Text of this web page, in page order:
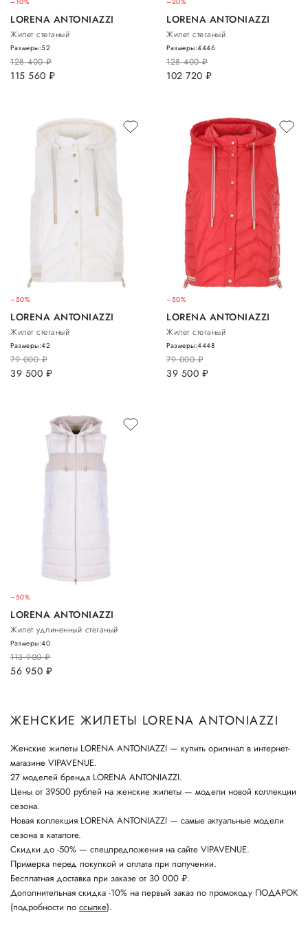
LORENA ANTONIAZZI
Жилет стеганый
128 400руб.
115 560 руб.
Размеры:52
LORENA ANTONIAZZI
Жилет стеганый
128 400руб.
102 720 руб.
Размеры:4446
–50%
LORENA ANTONIAZZI
Жилет стеганый
79 000руб.
39 500 руб.
Размеры:42
–50%
LORENA ANTONIAZZI
Жилет стеганый
79 000руб.
39 500 руб.
Размеры:4448
–50%
LORENA ANTONIAZZI
Жилет удлиненный стеганый
113 900руб.
56 950 руб.
Размеры:40
ЖЕНСКИЕ ЖИЛЕТЫ LORENA ANTONIAZZI
Женские жилеты LORENA ANTONIAZZI — купить оригинал в интернет-
магазине VIPAVENUE.
27 моделей бренда LORENA ANTONIAZZI.
Цены от 39500 рублей на женские жилеты — модели новой коллекции
сезона.
Новая коллекция LORENA ANTONIAZZI — самые актуальные модели
сезона в каталоге.
Скидки до -50% — спецпредложения на сайте VIPAVENUE.
Примерка перед покупкой и оплата при получении.
Бесплатная доставка при заказе от 30 000 ₽.
Дополнительная скидка -10% на первый заказ по промокоду ПОДАРОК
(подробности по ссылке).